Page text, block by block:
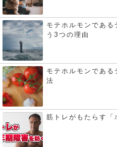
モテホルモンである
う3つの理由
モテホルモンであ
法
筋トレがもたらす「